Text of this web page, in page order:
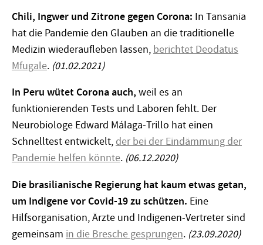
Chili, Ingwer und Zitrone gegen Corona: In Tansania
hat die Pandemie den Glauben an die traditionelle
Medizin wiederaufleben lassen, berichtet Deodatus
Mfugale. (01.02.2021)
In Peru wütet Corona auch, weil es an
funktionierenden Tests und Laboren fehlt. Der
Neurobiologe Edward Málaga-Trillo hat einen
Schnelltest entwickelt, der bei der Eindämmung der
Pandemie helfen könnte. (06.12.2020)
Die brasilianische Regierung hat kaum etwas getan,
um Indigene vor Covid-19 zu schützen. Eine
Hilfsorganisation, Ärzte und Indigenen-Vertreter sind
gemeinsam in die Bresche gesprungen. (23.09.2020)